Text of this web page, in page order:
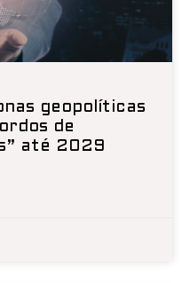
geopolíticas
de
até 2029